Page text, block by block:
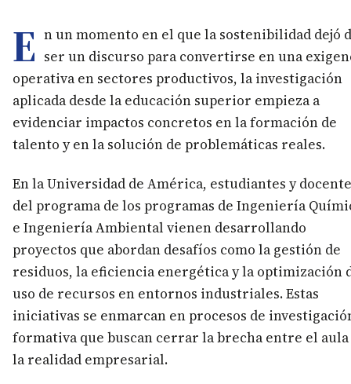
E n un momento en el que la sostenibilidad dejó
ser un discurso para convertirse en una
operativa en sectores productivos, la investigación
aplicada desde la educación superior empieza a
evidenciar impactos concretos en la formación de
talento y en la solución de problemáticas reales.
En la Universidad de América, estudiantes y
del programa de los programas de Ingeniería
e Ingeniería Ambiental vienen desarrollando
proyectos que abordan desafíos como la gestión de
residuos, la eficiencia energética y la optimización
uso de recursos en entornos industriales. Estas
iniciativas se enmarcan en procesos de
formativa que buscan cerrar la brecha entre el aula
la realidad empresarial.